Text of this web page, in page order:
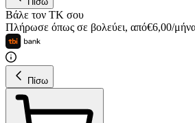
Βάλε τον ΤΚ σου
Πλήρωσε όπως σε βολεύει, από€6,00/
Πίσω